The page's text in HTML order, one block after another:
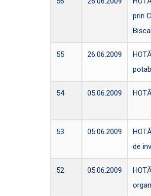
prin
55 26.06.2009
54 05.06.2009
53 05.06.2009
de
52 05.06.2009